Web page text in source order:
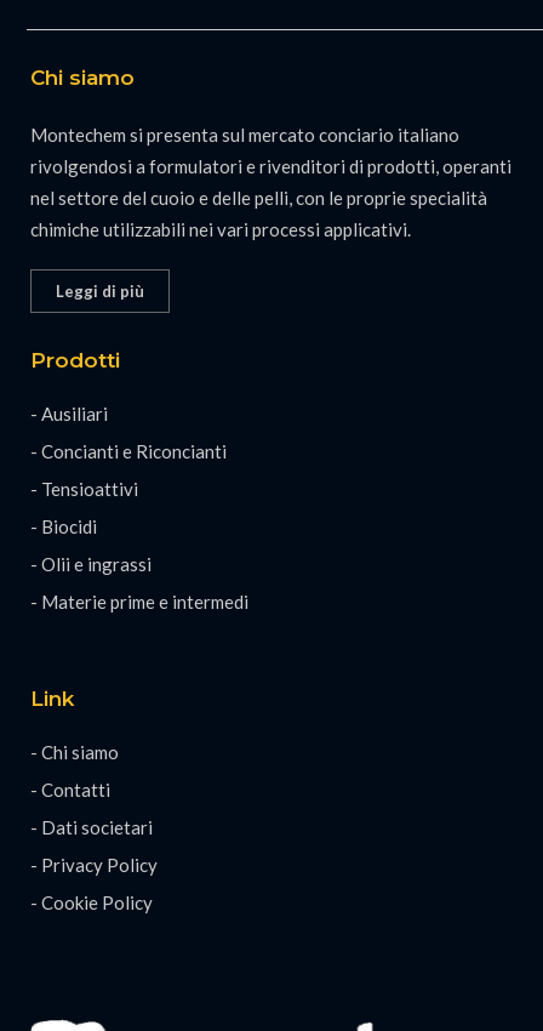
Chi siamo
Montechem si presenta sul mercato conciario italiano
rivolgendosi a formulatori e rivenditori di prodotti, operanti
nel settore del cuoio e delle pelli, con le proprie specialità
chimiche utilizzabili nei vari processi applicativi.
Leggi di più
Prodotti
- Ausiliari
- Concianti e Riconcianti
- Tensioattivi
- Biocidi
- Olii e ingrassi
- Materie prime e intermedi
Link
- Chi siamo
- Contatti
- Dati societari
- Privacy Policy
- Cookie Policy